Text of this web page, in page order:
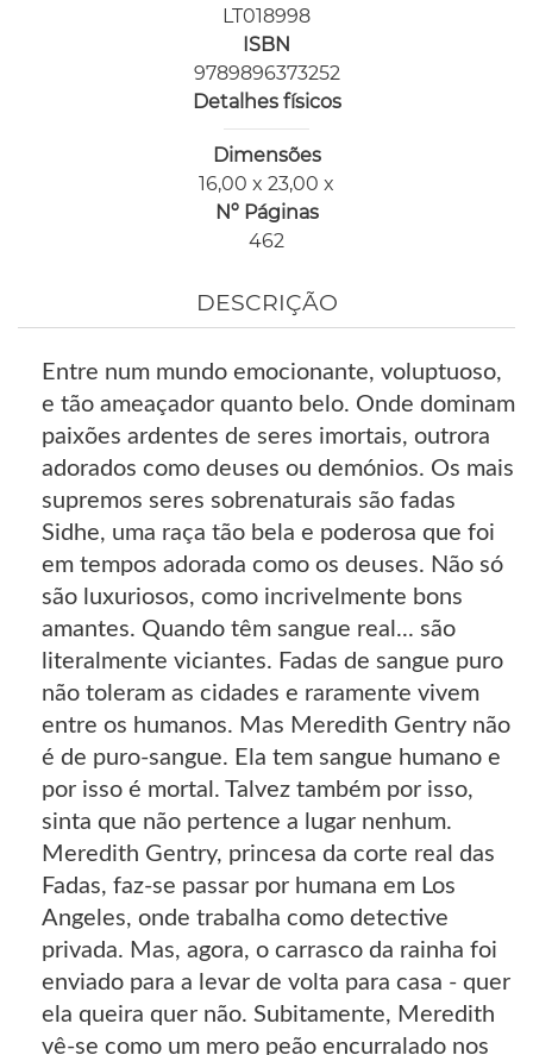
LT018998
ISBN
9789896373252
Detalhes físicos
Dimensões
16,00 x 23,00 x
Nº Páginas
462
DESCRIÇÃO
Entre num mundo emocionante, voluptuoso,
e tão ameaçador quanto belo. Onde dominam
paixões ardentes de seres imortais, outrora
adorados como deuses ou demónios. Os mais
supremos seres sobrenaturais são fadas
Sidhe, uma raça tão bela e poderosa que foi
em tempos adorada como os deuses. Não só
são luxuriosos, como incrivelmente bons
amantes. Quando têm sangue real... são
literalmente viciantes. Fadas de sangue puro
não toleram as cidades e raramente vivem
entre os humanos. Mas Meredith Gentry não
é de puro-sangue. Ela tem sangue humano e
por isso é mortal. Talvez também por isso,
sinta que não pertence a lugar nenhum.
Meredith Gentry, princesa da corte real das
Fadas, faz-se passar por humana em Los
Angeles, onde trabalha como detective
privada. Mas, agora, o carrasco da rainha foi
enviado para a levar de volta para casa - quer
ela queira quer não. Subitamente, Meredith
vê-se como um mero peão encurralado nos